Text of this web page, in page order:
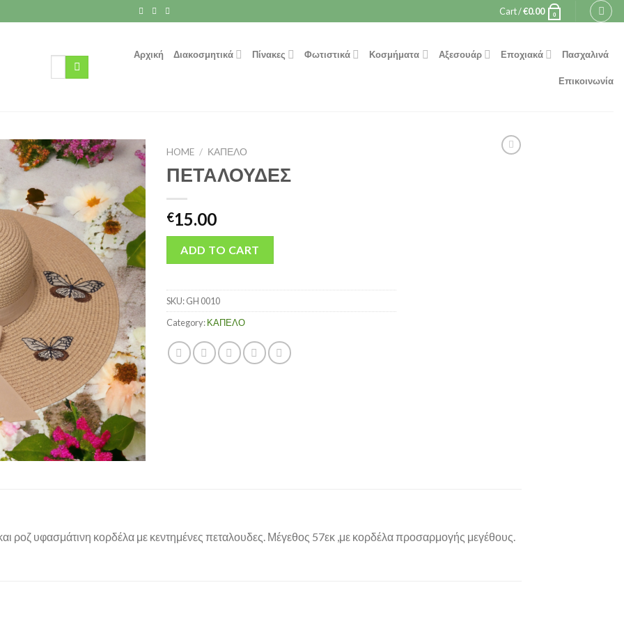
Cart /€0.00 0
Search
Αρχική Διακοσμητικά Πίνακες Φωτιστικά Κοσμήματα Αξεσουάρ Εποχιακά Πασχαλινά
Επικοινωνία
HOME / ΚΑΠΕΛΟ
ΠΕΤΑΛΟΥΔΕΣ
€15.00
ADD TO CART
SKU:GH 0010
Category:ΚΑΠΕΛΟ
ροζ υφασμάτινη κορδέλα με κεντημένες πεταλουδες. Μέγεθος 57εκ ,με κορδέλα προσαρμογής μεγέθους.